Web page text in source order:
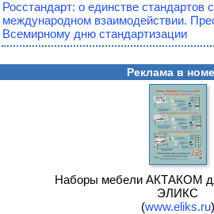
Росстандарт: о единстве стандартов
международном взаимодействии.
Всемирному дню стандартизации
Реклама в
Наборы мебели АКТАКОМ
ЭЛИКС
(www.eliks.ru)